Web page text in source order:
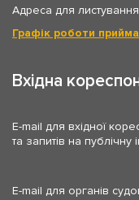
Адреса для
Графік роботи
Вхідна
E-mail для вхідної
та запитів на публічну
E-mail для органів